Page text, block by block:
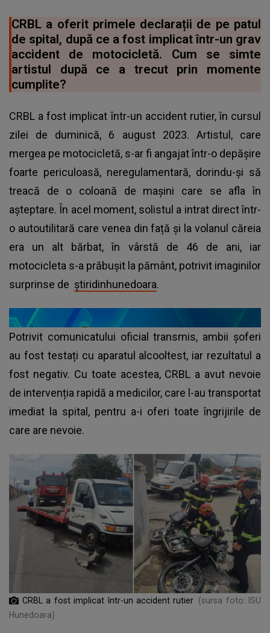
CRBL a oferit primele declarații de pe patul
de spital, după ce a fost implicat într-un grav
accident de motocicletă. Cum se simte
artistul după ce a trecut prin momente
cumplite?
CRBL a fost implicat într-un accident rutier, în cursul
zilei de duminică, 6 august 2023. Artistul, care
mergea pe motocicletă, s-ar fi angajat într-o depășire
foarte periculoasă, neregulamentară, dorindu-și să
treacă de o coloană de mașini care se afla în
așteptare. În acel moment, solistul a intrat direct într-
o autoutilitară care venea din față și la volanul căreia
era un alt bărbat, în vârstă de 46 de ani, iar
motocicleta s-a prăbușit la pământ, potrivit imaginilor
surprinse de știridinhunedoara.
Potrivit comunicatului oficial transmis, ambii șoferi
au fost testați cu aparatul alcooltest, iar rezultatul a
fost negativ. Cu toate acestea, CRBL a avut nevoie
de intervenția rapidă a medicilor, care l-au transportat
imediat la spital, pentru a-i oferi toate îngrijirile de
care are nevoie.
CRBL a fost implicat într-un accident rutier (sursa foto: ISU
Hunedoara)